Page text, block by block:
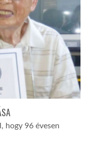
hogy 96 évesen